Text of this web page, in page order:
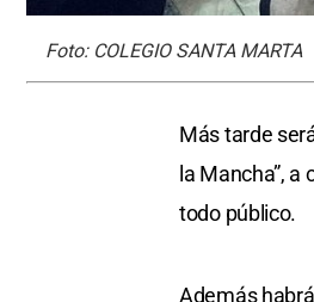
Foto: COLEGIO SANTA MARTA
Más tarde
la Mancha”,
todo público.
Además